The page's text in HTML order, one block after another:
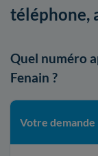
téléphone,
Quel numéro
Fenain ?
Votre demande